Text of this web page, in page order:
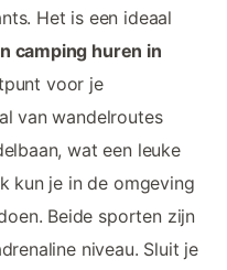
Het is een ideaal
camping huren in
voor je
van wandelroutes
wat een leuke
kun je in de omgeving
Beide sporten zijn
niveau. Sluit je